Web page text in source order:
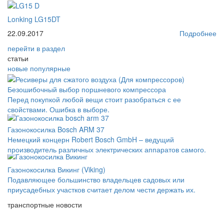
Lonking LG15DT
22.09.2017
Подробнее
перейти в раздел
статьи
новые популярные
Безошибочный выбор поршневого компрессора
Перед покупкой любой вещи стоит разобраться с ее
свойствами. Ошибка в выборе.
Газонокосилка Bosch ARM 37
Немецкий концерн Robert Bosch GmbH – ведущий
производитель различных электрических аппаратов самого.
Газонокосилка Викинг (Viking)
Подавляющее большинство владельцев садовых или
приусадебных участков считает делом чести держать их.
транспортные новости